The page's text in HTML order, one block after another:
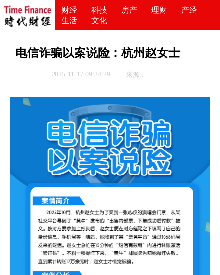
财经 科技 房产 理财
产经
生活
文化
电信诈骗以案说险：杭州赵女士
2025-11-17 09:34:29 来源：